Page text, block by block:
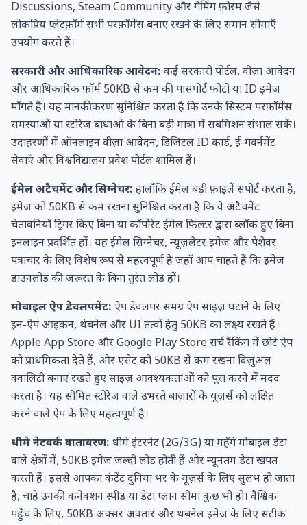
Discussions, Steam Community और गेमिंग फ़ोरम जैसे
लोकप्रिय प्लेटफ़ॉर्म सभी परफ़ॉर्मेंस बनाए रखने के लिए समान सीमाएँ
उपयोग करते हैं।
सरकारी और आधिकारिक आवेदन: कई सरकारी पोर्टल, वीज़ा आवेदन
और आधिकारिक फ़ॉर्म 50KB से कम की पासपोर्ट फोटो या ID इमेज
माँगते हैं। यह मानकीकरण सुनिश्चित करता है कि उनके सिस्टम परफ़ॉर्मेंस
समस्याओं या स्टोरेज बाधाओं के बिना बड़ी मात्रा में सबमिशन संभाल सकें।
उदाहरणों में ऑनलाइन वीज़ा आवेदन, डिजिटल ID कार्ड, ई-गवर्नमेंट
सेवाएँ और विश्वविद्यालय प्रवेश पोर्टल शामिल हैं।
ईमेल अटैचमेंट और सिग्नेचर: हालाँकि ईमेल बड़ी फ़ाइलें सपोर्ट करता है,
इमेज को 50KB से कम रखना सुनिश्चित करता है कि वे अटैचमेंट
चेतावनियाँ ट्रिगर किए बिना या कॉर्पोरेट ईमेल फ़िल्टर द्वारा ब्लॉक हुए बिना
इनलाइन प्रदर्शित हों। यह ईमेल सिग्नेचर, न्यूज़लेटर इमेज और पेशेवर
पत्राचार के लिए विशेष रूप से महत्वपूर्ण है जहाँ आप चाहते हैं कि इमेज
डाउनलोड की ज़रूरत के बिना तुरंत लोड हों।
मोबाइल ऐप डेवलपमेंट: ऐप डेवलपर समग्र ऐप साइज़ घटाने के लिए
इन-ऐप आइकन, थंबनेल और UI तत्वों हेतु 50KB का लक्ष्य रखते हैं।
Apple App Store और Google Play Store सर्च रैंकिंग में छोटे ऐप
को प्राथमिकता देते हैं, और एसेट को 50KB से कम रखना विज़ुअल
क्वालिटी बनाए रखते हुए साइज़ आवश्यकताओं को पूरा करने में मदद
करता है। यह सीमित स्टोरेज वाले उभरते बाज़ारों के यूज़र्स को लक्षित
करने वाले ऐप के लिए महत्वपूर्ण है।
धीमे नेटवर्क वातावरण: धीमे इंटरनेट (2G/3G) या महँगे मोबाइल डेटा
वाले क्षेत्रों में, 50KB इमेज जल्दी लोड होती हैं और न्यूनतम डेटा खपत
करती हैं। इससे आपका कंटेंट दुनिया भर के यूज़र्स के लिए सुलभ हो जाता
है, चाहे उनकी कनेक्शन स्पीड या डेटा प्लान सीमा कुछ भी हो। वैश्विक
पहुँच के लिए, 50KB अक्सर अवतार और थंबनेल इमेज के लिए सटीक